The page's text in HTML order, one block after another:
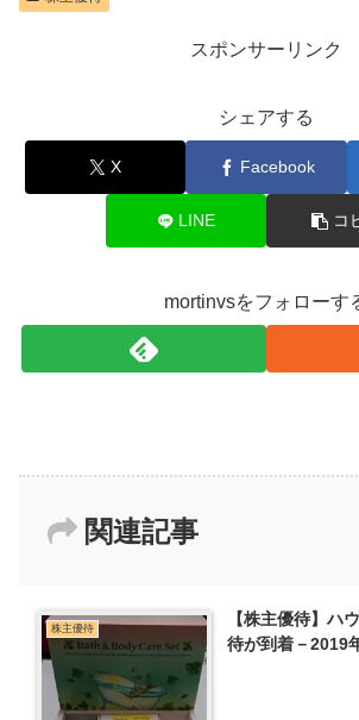
スポンサーリンク
シェアする
X Facebook
LINE コ
mortinvsをフォローす
関連記事
株主優待
【株主優待】ハ
待が到着－2019